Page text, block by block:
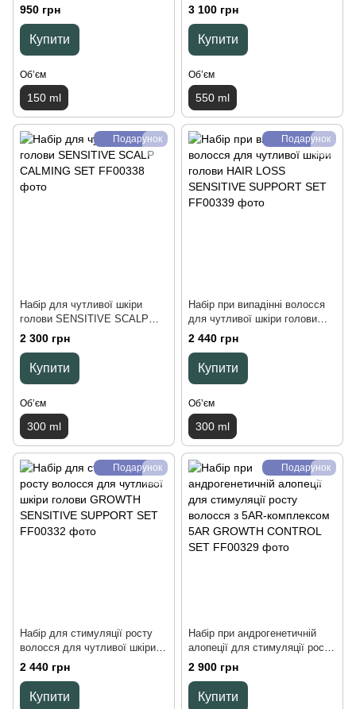
HYDRATE TRAVEL SET, 150
950 грн
Купити
Обʼєм
150 ml
шкіри голови SEBODERM
DRY FLAKE NIGHT SET, 550
ml
3 100 грн
Купити
Обʼєм
550 ml
Подарунок
Набір для чутливої шкіри
голови SENSITIVE SCALP
CALMING SET, 300 ml
2 300 грн
Купити
Обʼєм
300 ml
Подарунок
Набір при випадінні волосся
для чутливої шкіри голови
HAIR LOSS SENSITIVE
SUPPORT SET, 300 ml
2 440 грн
Купити
Обʼєм
300 ml
Подарунок
Набір для стимуляції росту
волосся для чутливої шкіри
голови GROWTH SENSITIVE
SUPPORT SET, 300 ml
2 440 грн
Купити
Подарунок
Набір при андрогенетичній
алопеції для стимуляції росту
волосся з 5AR-комплексом
5AR GROWTH CONTROL SET,
300 ml
2 900 грн
Купити